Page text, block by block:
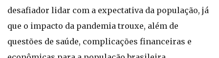
desafiador lidar com a expectativa da população, já
que o impacto da pandemia trouxe, além de
questões de saúde, complicações financeiras e